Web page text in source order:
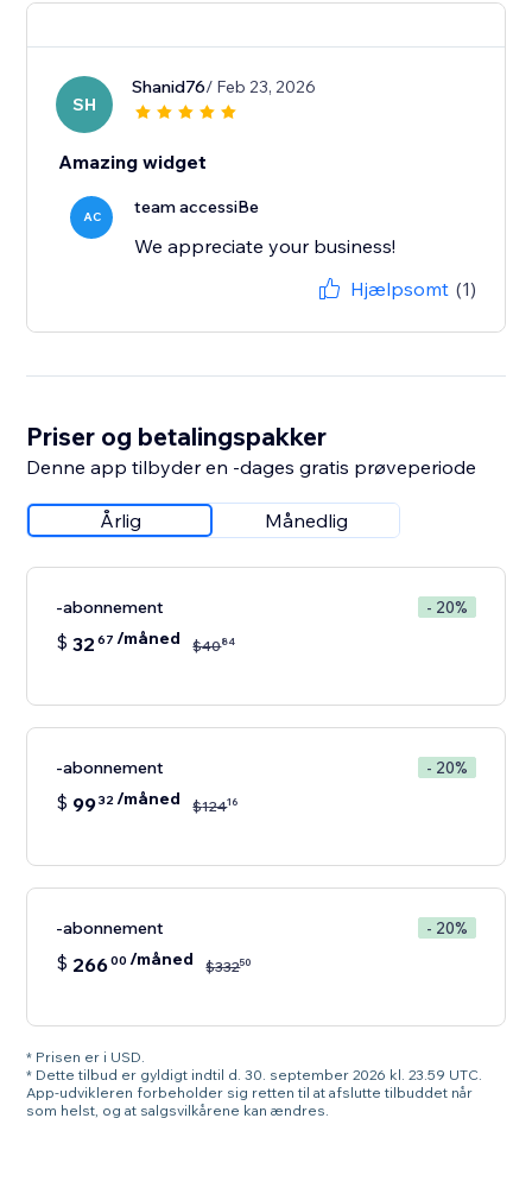
SH
Shanid76/ Feb 23, 2026
Amazing widget
AC team accessiBe
We appreciate your business!
Hjælpsomt (1)
Priser og betalingspakker
Denne app tilbyder en -dages gratis prøveperiode
Årlig Månedlig
-abonnement - 20%
$ 32 67 /måned $4084
-abonnement - 20%
$ 9932/måned $12416
-abonnement - 20%
$ 26600 /måned $33250
* Prisen er i USD.
* Dette tilbud er gyldigt indtil d. 30. september 2026 kl. 23.59 UTC.
App-udvikleren forbeholder sig retten til at afslutte tilbuddet når
som helst, og at salgsvilkårene kan ændres.